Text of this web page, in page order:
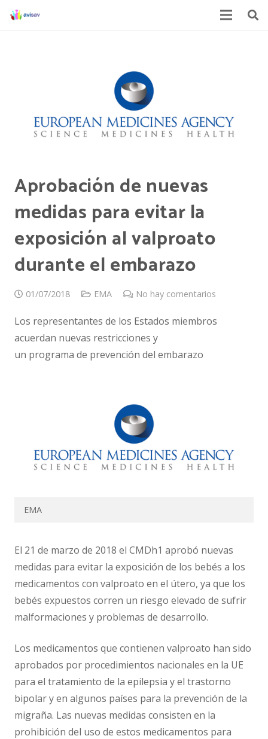
Aprobación de nuevas
medidas para evitar la
exposición al valproato
durante el embarazo
01/07/2018 EMA No hay comentarios
Los representantes de los Estados miembros
acuerdan nuevas restricciones y
un programa de prevención del embarazo
EMA
El 21 de marzo de 2018 el CMDh1 aprobó nuevas
medidas para evitar la exposición de los bebés a los
medicamentos con valproato en el útero, ya que los
bebés expuestos corren un riesgo elevado de sufrir
malformaciones y problemas de desarrollo.
Los medicamentos que contienen valproato han sido
aprobados por procedimientos nacionales en la UE
para el tratamiento de la epilepsia y el trastorno
bipolar y en algunos países para la prevención de la
migraña. Las nuevas medidas consisten en la
prohibición del uso de estos medicamentos para